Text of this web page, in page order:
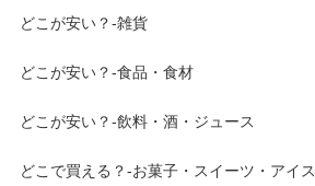
どこが安い？-雑貨
どこが安い？-食品・食材
どこが安い？-飲料・酒・ジュース
どこで買える？-お菓子・スイーツ・アイス